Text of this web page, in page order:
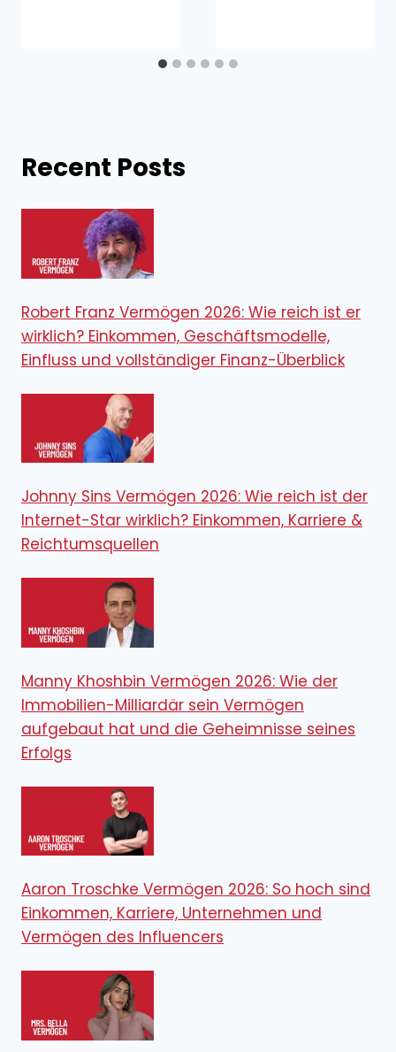
Recent Posts
Robert Franz Vermögen 2026: Wie reich ist er
wirklich? Einkommen, Geschäftsmodelle,
Einfluss und vollständiger Finanz-Überblick
Johnny Sins Vermögen 2026: Wie reich ist der
Internet-Star wirklich? Einkommen, Karriere &
Reichtumsquellen
Manny Khoshbin Vermögen 2026: Wie der
Immobilien-Milliardär sein Vermögen
aufgebaut hat und die Geheimnisse seines
Erfolgs
Aaron Troschke Vermögen 2026: So hoch sind
Einkommen, Karriere, Unternehmen und
Vermögen des Influencers